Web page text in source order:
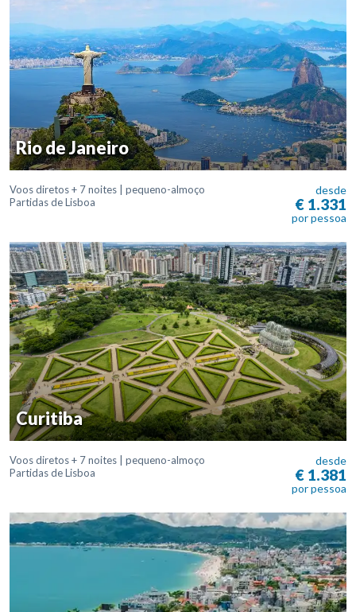
Rio de Janeiro
Voos diretos + 7 noites | pequeno-almoço
Partidas de Lisboa
desde
€ 1.331
por pessoa
Curitiba
Voos diretos + 7 noites | pequeno-almoço
Partidas de Lisboa
desde
€ 1.381
por pessoa